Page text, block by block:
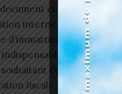
et à permettre
interne des services
d’immatriculation fiscale
pour toute
être identifiée
fiscale. Elle